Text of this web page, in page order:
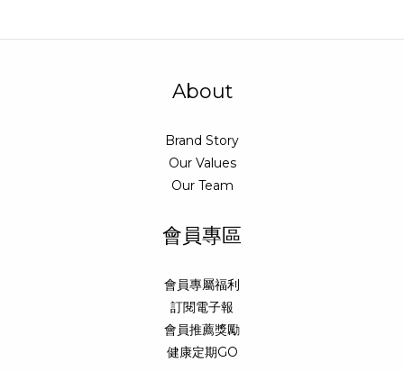
About
Brand Story
Our Values
Our Team
會員專區
會員專屬福利
訂閱電子報
會員推薦獎勵
健康定期GO